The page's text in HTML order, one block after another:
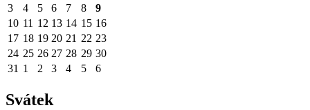
3
4 5 6 7 8
9
10 11 12 13 14 15 16
17 18 19 20 21 22 23
24 25 26 27 28 29 30
31 1 2 3 4 5 6
Svátek